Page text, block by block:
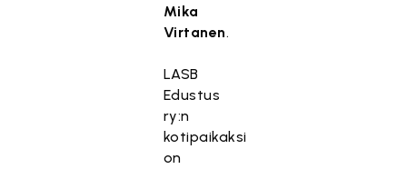
Mika
Virtanen.
LASB
Edustus
ry:n
kotipaikaksi
on